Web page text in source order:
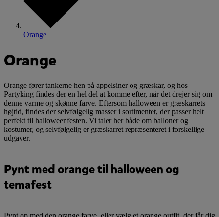
Orange
Orange
Orange fører tankerne hen på appelsiner og græskar, og hos
Partyking findes der en hel del at komme efter, når det drejer sig om
denne varme og skønne farve. Eftersom halloween er græskarrets
højtid, findes der selvfølgelig masser i sortimentet, der passer helt
perfekt til halloweenfesten. Vi taler her både om balloner og
kostumer, og selvfølgelig er græskarret repræsenteret i forskellige
udgaver.
Pynt med orange til halloween og
temafest
Pynt op med den orange farve, eller vælg et orange outfit, der får dig